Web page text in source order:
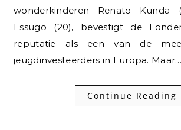
wonderkinderen Renato Kunda
Essugo (20), bevestigt de
reputatie als een van de
jeugdinvesteerders in Europa. Maar…
Continue Reading